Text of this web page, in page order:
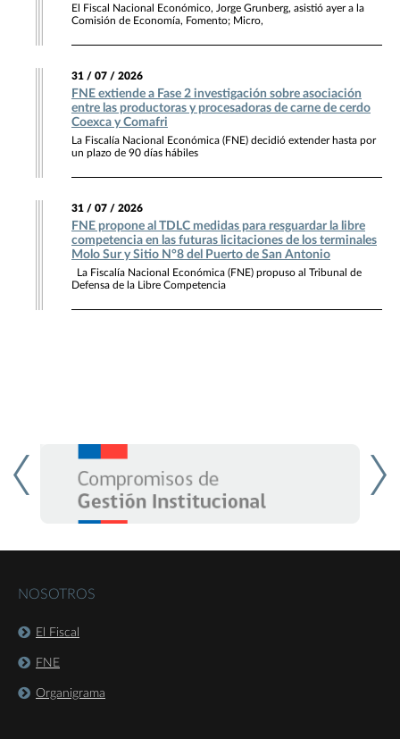
El Fiscal Nacional Económico, Jorge Grunberg, asistió ayer a la
Comisión de Economía, Fomento; Micro,
31 / 07 / 2026
FNE extiende a Fase 2 investigación sobre asociación
entre las productoras y procesadoras de carne de cerdo
Coexca y Comafri
La Fiscalía Nacional Económica (FNE) decidió extender hasta por
un plazo de 90 días hábiles
31 / 07 / 2026
FNE propone al TDLC medidas para resguardar la libre
competencia en las futuras licitaciones de los terminales
Molo Sur y Sitio N°8 del Puerto de San Antonio
La Fiscalía Nacional Económica (FNE) propuso al Tribunal de
Defensa de la Libre Competencia
NOSOTROS
El Fiscal
FNE
Organigrama